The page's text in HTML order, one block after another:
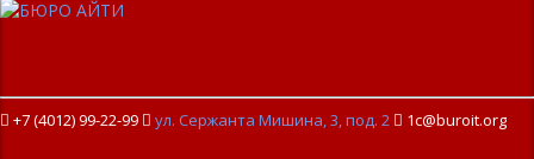
+7 (4012) 99-22-99  ул. Сержанта Мишина, 3, под. 2  1c@buroit.org